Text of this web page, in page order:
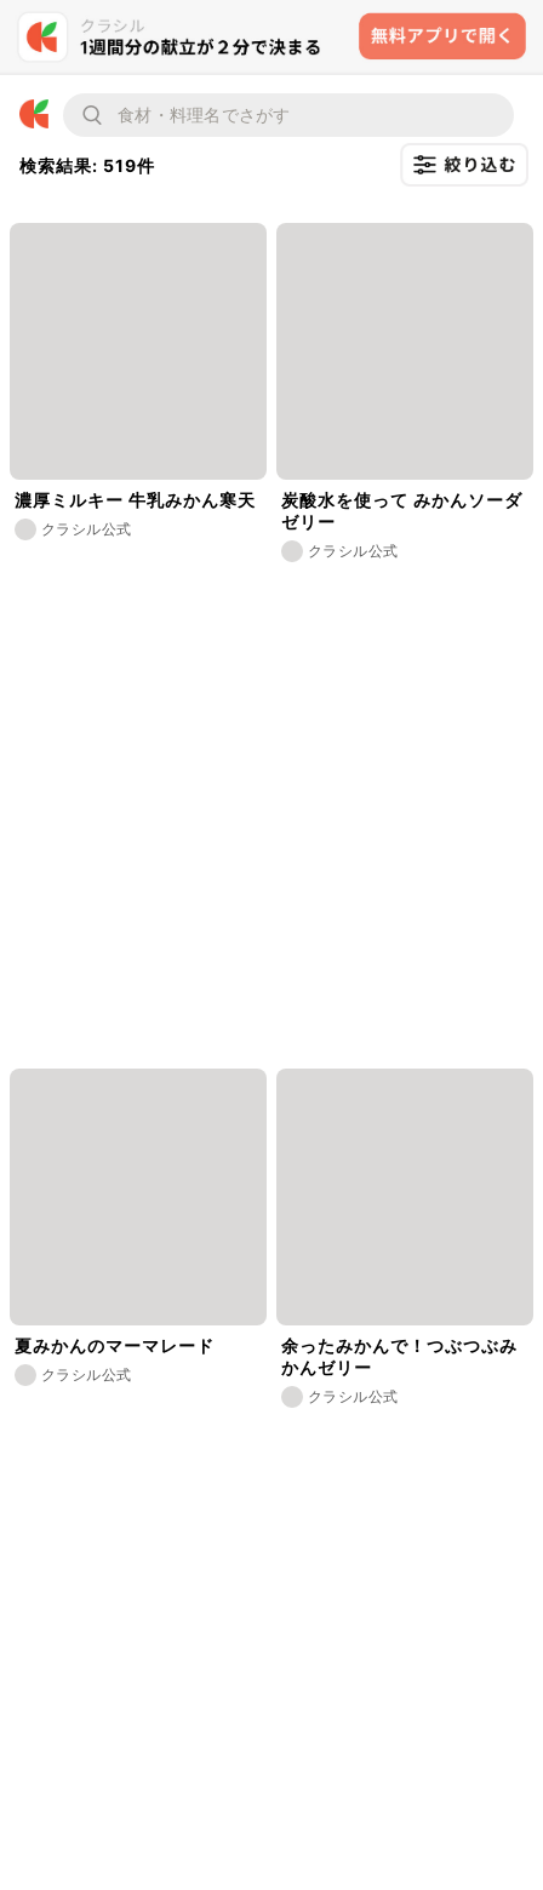
検索結果: 519件
濃厚ミルキー 牛乳みかん寒天
クラシル公式
炭酸水を使って みかんソーダ
ゼリー
クラシル公式
夏みかんのマーマレード
クラシル公式
余ったみかんで！つぶつぶみ
かんゼリー
クラシル公式